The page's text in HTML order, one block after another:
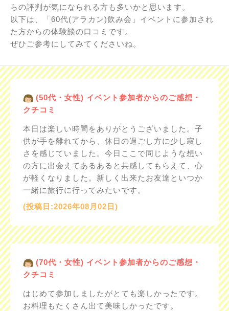
らの評判が気になられる方も多いかと思います。
以下は、「60代(アラカン)飲み会」イベントに参加され
た方からの体験談の口コミです。
ぜひご参考にしてみてくださいね。
(50代・女性) イベント参加者からのご感想・
クチコミ
本日は楽しい時間をありがとうございました。子
供が手を離れてから、休日の過ごし方に少し寂し
さを感じていました。今日ここで同じような想い
の方に出会えてあるあると共感してもらえて、心
が軽くなりました。新しく出来たお友達といつか
一緒に旅行に行ってみたいです。
(投稿日:2026年08月02日)
(70代・女性) イベント参加者からのご感想・
クチコミ
はじめて参加しましたがとても楽しかったです。
お料理もたくさん出て美味しかったです。